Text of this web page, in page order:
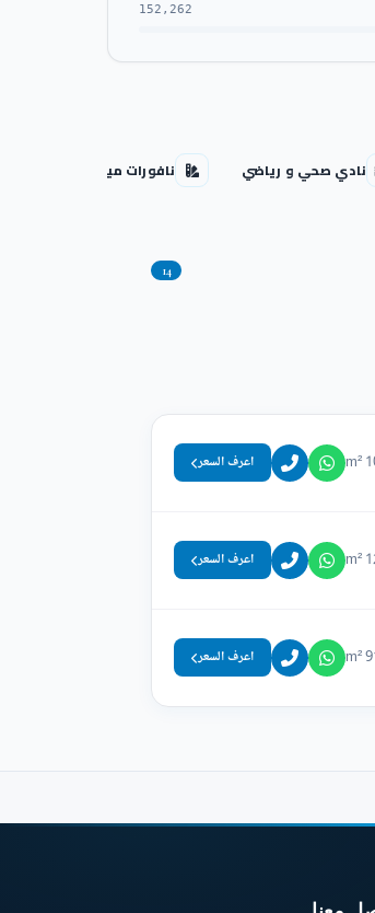
152,262
نادي صحي و رياضي نافورات مياه
14
اعرف السعر
اعرف السعر
91 اعرف السعر